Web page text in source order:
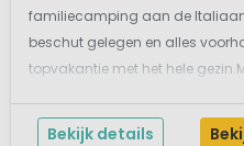
familiecamping aan de
beschut gelegen en alles
topvakantie met het hele
is gelegen in Cavallino-
Bekijk details